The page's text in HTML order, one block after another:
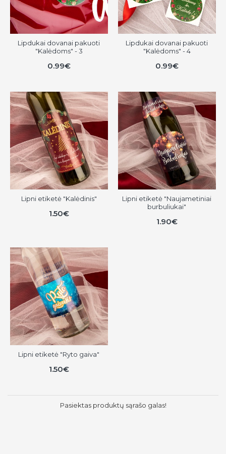
Lipdukai dovanai pakuoti
"Kalėdoms" - 3
0.99€
Lipdukai dovanai pakuoti
"Kalėdoms" - 4
0.99€
Lipni etiketė "Kalėdinis"
1.50€
Lipni etiketė "Naujametiniai
burbuliukai"
1.90€
Lipni etiketė "Ryto gaiva"
1.50€
Pasiektas produktų sąrašo galas!